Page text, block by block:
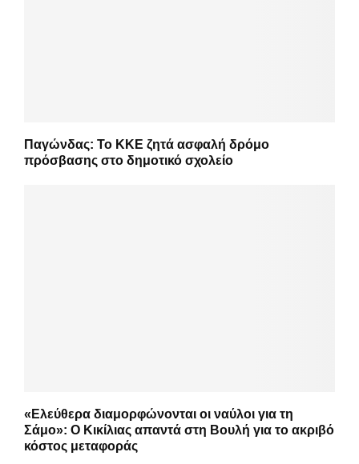
Παγώνδας: Το ΚΚΕ ζητά ασφαλή δρόμο
πρόσβασης στο δημοτικό σχολείο
«Ελεύθερα διαμορφώνονται οι ναύλοι για τη
Σάμο»: Ο Κικίλιας απαντά στη Βουλή για το ακριβό
κόστος μεταφοράς